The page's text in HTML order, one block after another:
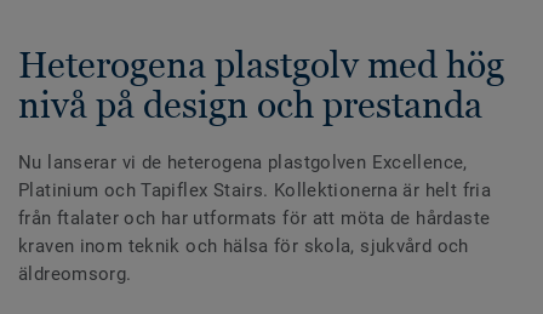
Heterogena plastgolv med hög
nivå på design och prestanda
Nu lanserar vi de heterogena plastgolven Excellence,
Platinium och Tapiflex Stairs. Kollektionerna är helt fria
från ftalater och har utformats för att möta de hårdaste
kraven inom teknik och hälsa för skola, sjukvård och
äldreomsorg.